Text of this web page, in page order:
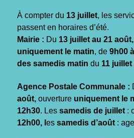
À compter du 13 juillet, les
passent en horaires d’été.
Mairie : Du 13 juillet au 21 août,
uniquement le matin, de 9h00
des samedis matin du 11
Agence Postale Communale :
août, ouverture uniquement le
12h30. Les samedis de juillet :
12h00, l es samedis d’août :